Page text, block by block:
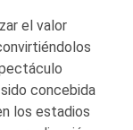
el valor
concebida
los estadios